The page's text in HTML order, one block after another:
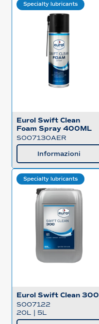
Specialty lubricants
Eurol Swift Clean
Foam Spray 400ML
S007130AER
Informazioni
Specialty lubricants
Eurol Swift Clean 300
S007122
20L | 5L